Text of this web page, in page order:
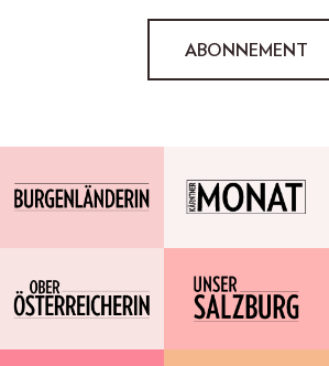
ABONNEMENT